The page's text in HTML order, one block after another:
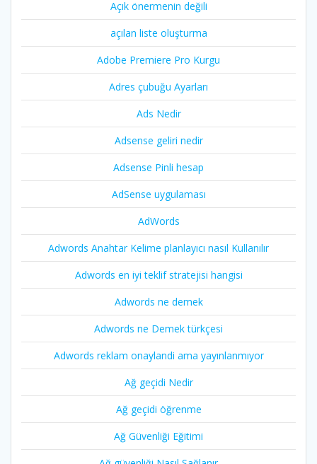
Açık önermenin değili
açılan liste oluşturma
Adobe Premiere Pro Kurgu
Adres çubuğu Ayarları
Ads Nedir
Adsense geliri nedir
Adsense Pinli hesap
AdSense uygulaması
AdWords
Adwords Anahtar Kelime planlayıcı nasıl Kullanılır
Adwords en iyi teklif stratejisi hangisi
Adwords ne demek
Adwords ne Demek türkçesi
Adwords reklam onaylandi ama yayınlanmıyor
Ağ geçidi Nedir
Ağ geçidi öğrenme
Ağ Güvenliği Eğitimi